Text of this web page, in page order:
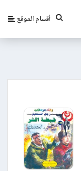
أقسام الموقع